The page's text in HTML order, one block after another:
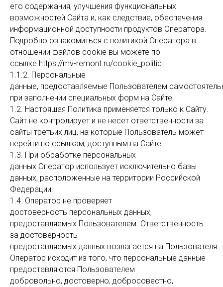
его содержания, улучшения функциональных
возможностей Сайта и, как следствие, обеспечения
информационной доступности продуктов Оператора.
Подробно ознакомиться с политикой Оператора в
отношении файлов cookie вы можете по
ссылке https://mv-remont.ru/cookie_politic
1.1.2. Персональные
данные, предоставляемые Пользователем
при заполнении специальных форм на Сайте.
1.2. Настоящая Политика применяется только к Сайту.
Сайт не контролирует и не несет ответственности за
сайты третьих лиц, на которые Пользователь может
перейти по ссылкам, доступным на Сайте.
1.3. При обработке персональных
данных Оператор использует исключительно базы
данных, расположенные на территории Российской
Федерации.
1.4. Оператор не проверяет
достоверность персональных данных,
предоставляемых Пользователем. Ответственность
за достоверность
предоставляемых данных возлагается на Пользователя.
Оператор исходит из того, что персональные данные
предоставляются Пользователем
добровольно, достоверно, добросовестно,